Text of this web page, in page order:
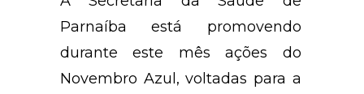
Parnaíba está promovendo
durante este mês ações do
Novembro Azul, voltadas para a